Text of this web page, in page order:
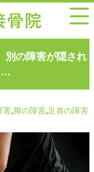
の障害が隠され
…
害,脚の障害,足首の障害